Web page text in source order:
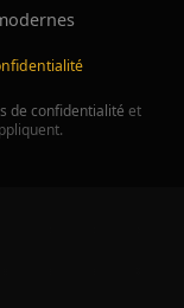
de confidentialité et